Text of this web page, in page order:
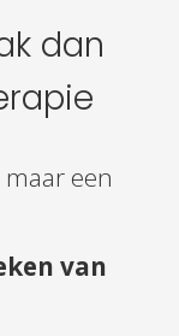
dan
een
van